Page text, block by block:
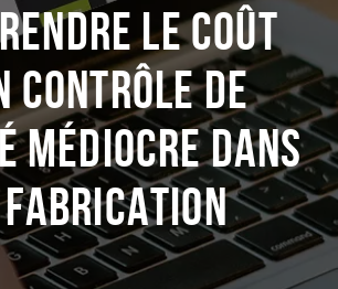
le coût
contrôle de
médiocre dans